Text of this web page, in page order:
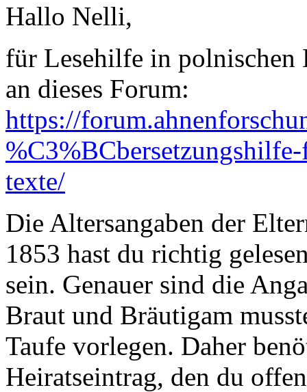
Hallo Nelli,
für Lesehilfe in polnischen
an dieses Forum:
https://
texte/
Die Altersangaben der
1853 hast du richtig
sein. Genauer sind die
Braut und Bräutigam
Taufe vorlegen. Daher
Heiratseintrag, den du